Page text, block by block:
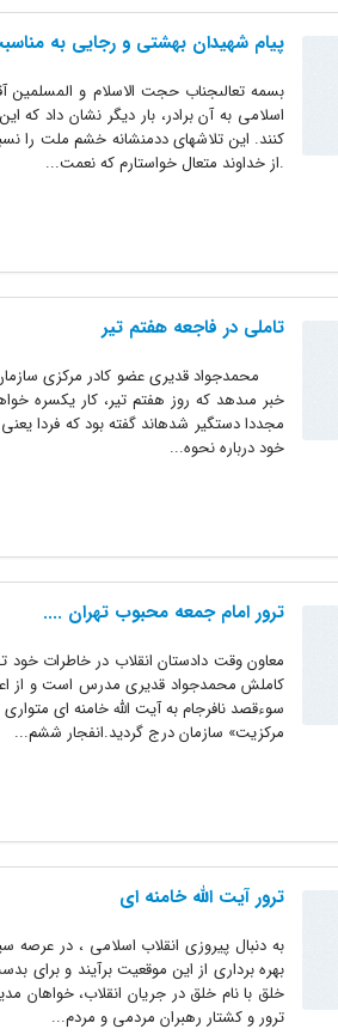
پیام شهیدان بهشتى و رجایی به
بسمه تعالىجناب حجت الاسلام و المسلمین
اسلامى به آن برادر، بار دیگر نشان داد
کنند. این تلاشهاى ددمنشانه خشم ملت را
.از خداوند متعال خواستارم که نعمت...
تاملی در فاجعه هفتم تیر
خبر مى‏دهد که روز هفتم تیر، کار یکسره
خود درباره نحوه...
ترور امام جمعه محبوب تهران ....
معاون وقت دادستان انقلاب در خاطرات
کاملش محمدجواد قدیری مدرس است و از
مرکزیت» سازمان درج گردید.انفجار ششم...
ترور آیت الله خامنه ای
به دنبال پیروزی انقلاب اسلامی ، در
بهره برداری از این موقعیت برآیند و
خلق با نام خلق در جریان انقلاب، خواهان
ترور و کشتار رهبران مردمی و مردم...